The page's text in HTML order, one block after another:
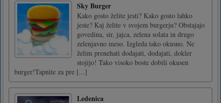
Sky Burger
Kako gosto želite jesti? Kako gosto lahko
jeste? Kaj želite v svojem burgerju? Obstajajo
govedina, sir, jajca, zelena solata in drugo
zelenjavno meso. Izgleda tako okusno. Ne
želim prenehati dodajati, dodajati, dokler
stojijo! Tako visoko boste dobili okusen
burger!Tapnite za pre [...]
Ledenica